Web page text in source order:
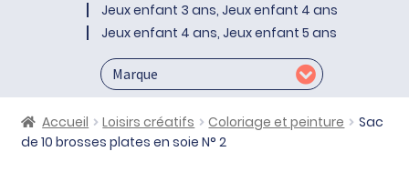
Jeux enfant 3 ans, Jeux enfant 4 ans
Jeux enfant 4 ans, Jeux enfant 5 ans
Accueil Loisirs créatifs Coloriage et peinture
Sac
de 10 brosses plates en soie N° 2